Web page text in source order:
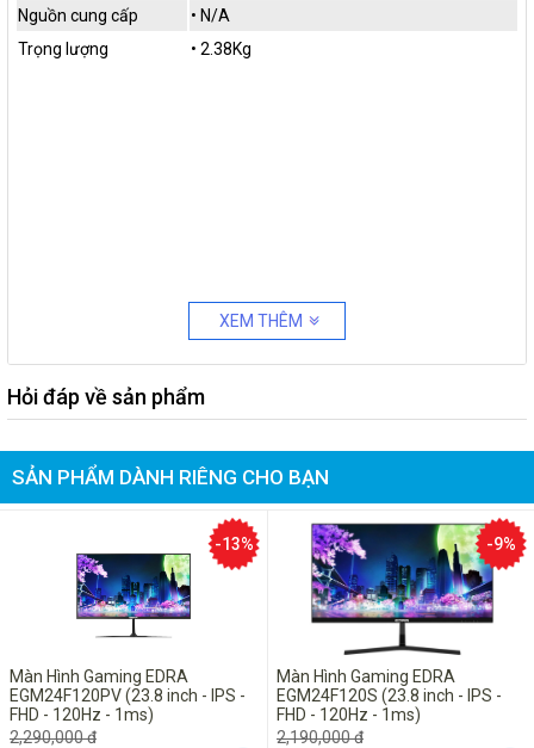
Nguồn cung cấp
• N/A
Trọng lượng
• 2.38Kg
XEM THÊM
Hỏi đáp về sản phẩm
SẢN PHẨM DÀNH RIÊNG CHO BẠN
Màn Hình Gaming EDRA
EGM24F120PV (23.8 inch - IPS -
FHD - 120Hz - 1ms)
2,290,000 đ
-13%
Màn Hình Gaming EDRA
EGM24F120S (23.8 inch - IPS -
FHD - 120Hz - 1ms)
2,190,000 đ
-9%